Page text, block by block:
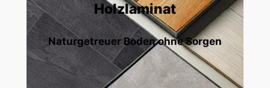
Holzlaminat
Naturgetreuer Boden ohne Sorgen